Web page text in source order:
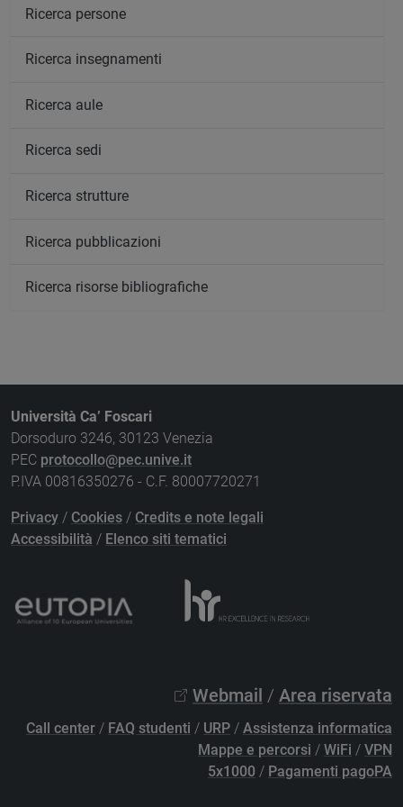
Ricerca persone
Ricerca insegnamenti
Ricerca aule
Ricerca sedi
Ricerca strutture
Ricerca pubblicazioni
Ricerca risorse bibliografiche
Università Ca’ Foscari
Dorsoduro 3246, 30123 Venezia
PEC protocollo@pec.unive.it
P.IVA 00816350276 - C.F. 80007720271
Privacy / Cookies / Credits e note legali
Accessibilità / Elenco siti tematici
Webmail / Area riservata
Call center / FAQ studenti / URP / Assistenza informatica
Mappe e percorsi / WiFi / VPN
5x1000 / Pagamenti pagoPA